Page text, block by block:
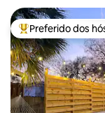
Entre os melhores
Preferido dos